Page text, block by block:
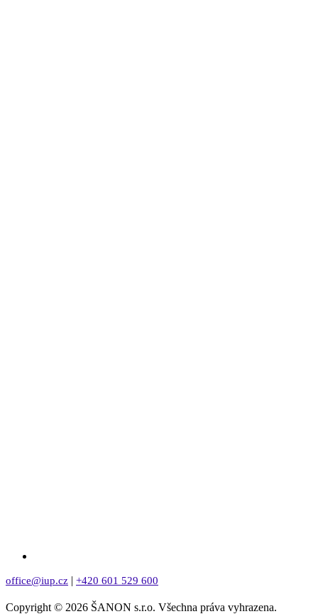
office@iup.cz | +420 601 529 600
Copyright © 2026 ŠANON s.r.o. Všechna práva vyhrazena.